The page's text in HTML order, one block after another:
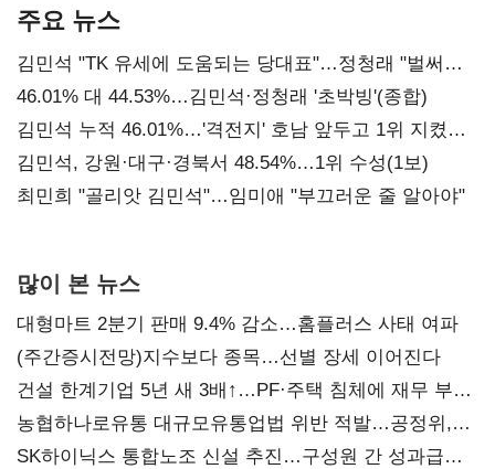
주요 뉴스
김민석 "TK 유세에 도움되는 당대표"…정청래 "벌써
대표된 양 당직 배분"
46.01% 대 44.53%…김민석·정청래 '초박빙'(종합)
김민석 누적 46.01%…'격전지' 호남 앞두고 1위 지켰다
(2보)
김민석, 강원·대구·경북서 48.54%…1위 수성(1보)
최민희 "골리앗 김민석"…임미애 "부끄러운 줄 알아야"
많이 본 뉴스
대형마트 2분기 판매 9.4% 감소…홈플러스 사태 여파
(주간증시전망)지수보다 종목…선별 장세 이어진다
건설 한계기업 5년 새 3배↑…PF·주택 침체에 재무 부담
확대
농협하나로유통 대규모유통업법 위반 적발…공정위,
과징금 4억6200만원 부과
SK하이닉스 통합노조 신설 추진…구성원 간 성과급